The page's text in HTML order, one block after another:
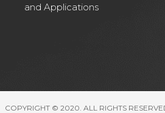
and Applications
COPYRIGHT © 2020. ALL RIGHTS